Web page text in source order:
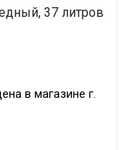
37 литров
в магазине г.